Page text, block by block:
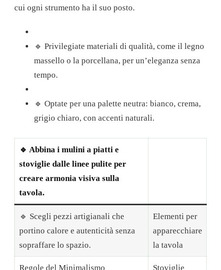
cui ogni strumento ha il suo posto.
🔹 Privilegiate materiali di qualità, come il legno
massello o la porcellana, per un’eleganza senza
tempo.
🔹 Optate per una palette neutra: bianco, crema,
grigio chiaro, con accenti naturali.
🔹 Abbina i mulini a piatti e
stoviglie dalle linee pulite per
creare armonia visiva sulla
tavola.
🔹 Scegli pezzi artigianali che
portino calore e autenticità senza
sopraffare lo spazio.
Elementi per
apparecchiare
la tavola
Regole del Minimalismo Stoviglie